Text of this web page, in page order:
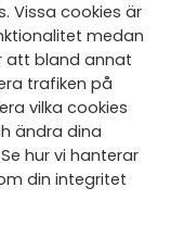
del
Vissa cookies är
medan
att bland annat
trafiken på
vilka cookies
ändra dina
hur vi hanterar
din integritet